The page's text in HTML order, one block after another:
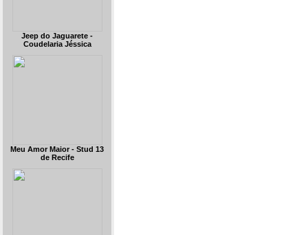
Jeep do Jaguarete -
Coudelaria Jéssica
Meu Amor Maior - Stud 13
de Recife